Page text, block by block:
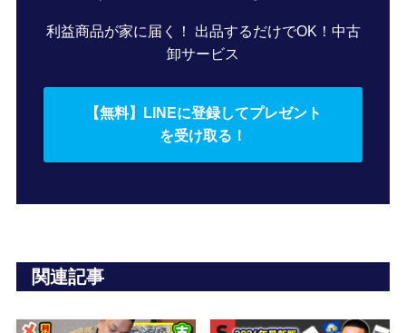
利益商品が家に届く！ 出品するだけでOK！中古
卸サービス
【無料】LINEに登録してプレゼント
を受け取る！
関連記事